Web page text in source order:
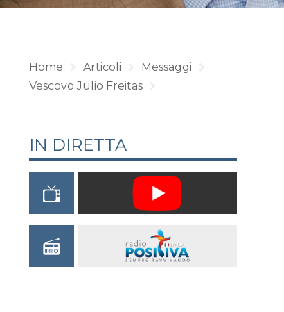
Home Articoli
Messaggi
Vescovo Julio Freitas
IN DIRETTA